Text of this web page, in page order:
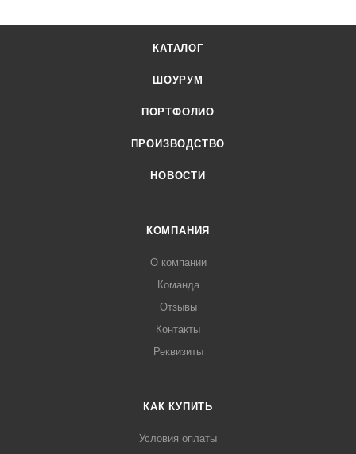
КАТАЛОГ
ШОУРУМ
ПОРТФОЛИО
ПРОИЗВОДСТВО
НОВОСТИ
КОМПАНИЯ
О компании
Команда
Отзывы
Контакты
Реквизиты
КАК КУПИТЬ
Условия оплаты